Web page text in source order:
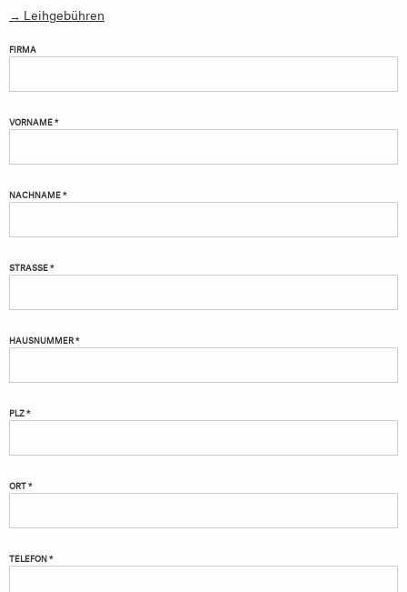
→ Leihgebühren
FIRMA
VORNAME *
NACHNAME *
STRASSE *
HAUSNUMMER *
PLZ *
ORT *
TELEFON *